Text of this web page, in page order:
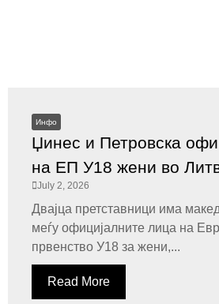
Инфо
Џинес и Петровска
на ЕП У18 жени во
July 2, 2026
Двајца претставници има
меѓу официјалните лица на
првенство У18 за жени,...
Read More